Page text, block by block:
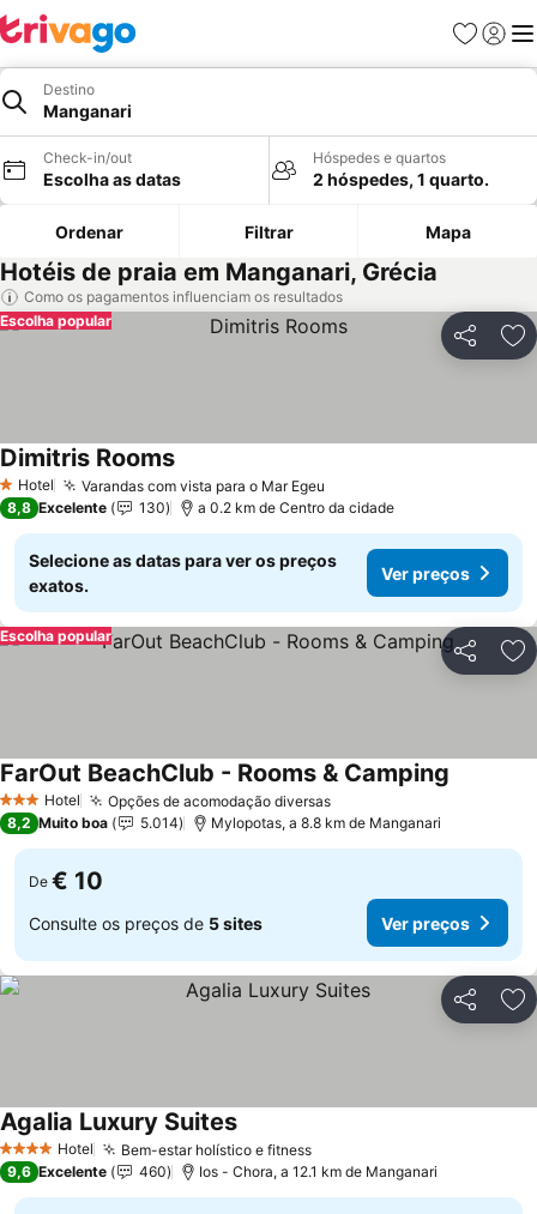
Favoritos
Iniciar
Destino
Manganari
Check-in/out
Escolha as datas
Hóspedes e quartos
2 hóspedes, 1 quarto.
Ordenar Filtrar Mapa
Hotéis de praia em Manganari, Grécia
Como os pagamentos influenciam os resultados
Partilhar
Escolha popular
1 Estrelas
Hotel Varandas com vista para o Mar Egeu
Dimitris RoomsVer preços
8,8 Excelente 130 a 0.2 km de Centro da cidade
Selecione as datas para ver os preços
exatos.
Ver preços
Partilhar
Escolha popular
3 EstrelasHotel Opções de acomodação diversasVer preços
FarOut BeachClub - Rooms & Camping
8,2 Muito boa 5.014 Mylopotas, a 8.8 km de Manganari
De € 10
Consulte os preços de 5 sites Ver preços
Partilhar
4 EstrelasHotel Bem-estar holístico e fitnessVer preços
Agalia Luxury SuitesVer preços
9,6 Excelente 460 Ios - Chora, a 12.1 km de Manganari